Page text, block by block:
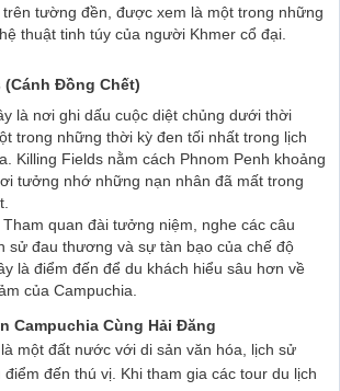
trên tường đền, được xem là một trong những
thuật tinh túy của người Khmer cổ đại.
Đồng Chết)
là nơi ghi dấu cuộc diệt chủng dưới thời
trong những thời kỳ đen tối nhất trong lịch
Killing Fields nằm cách Phnom Penh khoảng
tưởng nhớ những nạn nhân đã mất trong
Tham quan đài tưởng niệm, nghe các câu
sử đau thương và sự tàn bạo của chế độ
là điểm đến để du khách hiểu sâu hơn về
của Campuchia.
Campuchia Cùng Hải Đăng
một đất nước với di sản văn hóa, lịch sử
đến thú vị. Khi tham gia các tour du lịch